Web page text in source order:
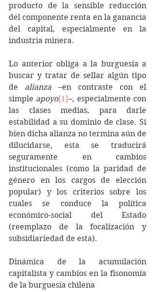
producto de la sensible reducción
del componente renta en la ganancia
del capital, especialmente en la
industria minera.
Lo anterior obliga a la burguesía a
buscar y tratar de sellar algún tipo
de alianza –en contraste con el
simple apoyo[1]–, especialmente con
las clases medias, para darle
estabilidad a su dominio de clase. Si
bien dicha alianza no termina aún de
dilucidarse, esta se traducirá
seguramente en cambios
institucionales (como la paridad de
género en los cargos de elección
popular) y los criterios sobre los
cuales se conduce la política
económico-social del Estado
(reemplazo de la focalización y
subsidiariedad de esta).
Dinámica de la acumulación
capitalista y cambios en la fisonomía
de la burguesía chilena